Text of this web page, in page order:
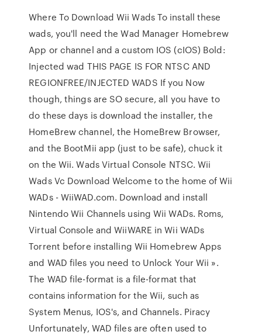
Where To Download Wii Wads To install these
wads, you'll need the Wad Manager Homebrew
App or channel and a custom IOS (cIOS) Bold:
Injected wad THIS PAGE IS FOR NTSC AND
REGIONFREE/INJECTED WADS If you Now
though, things are SO secure, all you have to
do these days is download the installer, the
HomeBrew channel, the HomeBrew Browser,
and the BootMii app (just to be safe), chuck it
on the Wii. Wads Virtual Console NTSC. Wii
Wads Vc Download Welcome to the home of Wii
WADs - WiiWAD.com. Download and install
Nintendo Wii Channels using Wii WADs. Roms,
Virtual Console and WiiWARE in Wii WADs
Torrent before installing Wii Homebrew Apps
and WAD files you need to Unlock Your Wii ».
The WAD file-format is a file-format that
contains information for the Wii, such as
System Menus, IOS's, and Channels. Piracy
Unfortunately, WAD files are often used to